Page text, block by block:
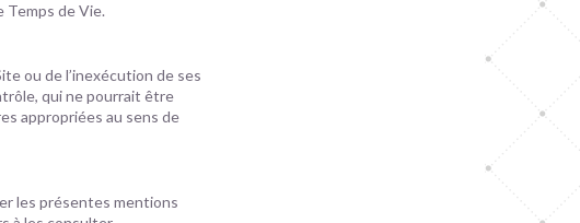
de Vie.
ou de l’inexécution de ses
qui ne pourrait être
appropriées au sens de
les présentes mentions